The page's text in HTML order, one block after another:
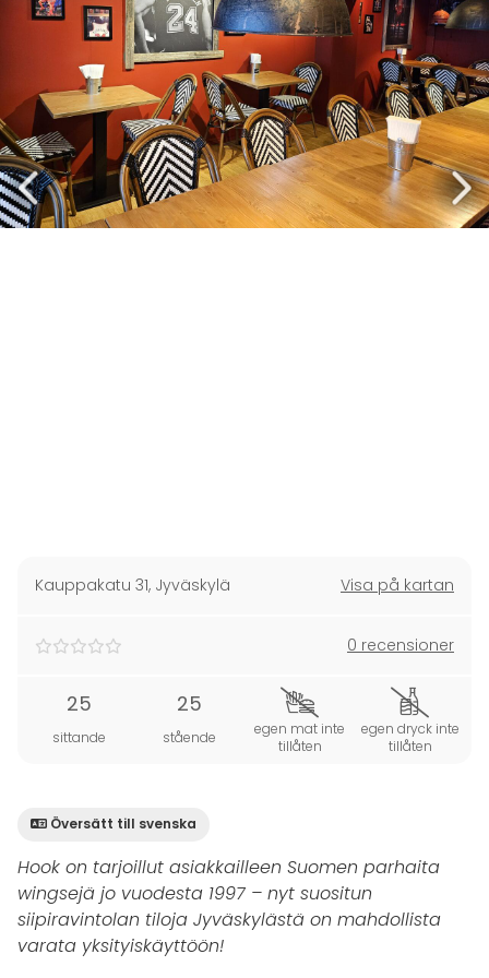
Kauppakatu 31, Jyväskylä Visa på kartan
0 recensioner
25
sittande
25
stående
egen mat inte
tillåten
egen dryck inte
tillåten
Översätt till svenska
Hook on tarjoillut asiakkailleen Suomen parhaita
wingsejä jo vuodesta 1997 – nyt suositun
siipiravintolan tiloja Jyväskylästä on mahdollista
varata yksityiskäyttöön!